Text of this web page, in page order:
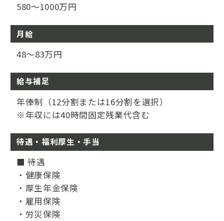
580～1000万円
月給
48～83万円
給与補足
年俸制（12分割または16分割を選択）
※年収には40時間固定残業代含む
待遇・福利厚生・手当
■ 待遇
・健康保険
・厚生年金保険
・雇用保険
・労災保険